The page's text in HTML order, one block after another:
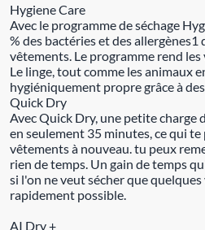
Hygiene Care
Avec le programme de séchage
% des bactéries et des allergènes1
vêtements. Le programme rend
Le linge, tout comme les animaux
hygiéniquement propre grâce à
Quick Dry
Avec Quick Dry, une petite charge
en seulement 35 minutes, ce qui
vêtements à nouveau. tu peux
rien de temps. Un gain de temps
si l'on ne veut sécher que
rapidement possible.
AI Dry +